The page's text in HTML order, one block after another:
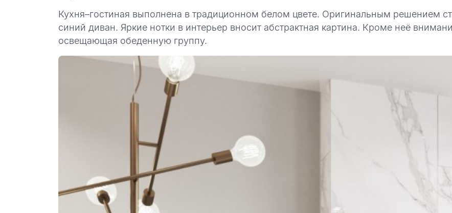
Кухня–гостиная выполнена в традиционном белом цвете. Оригинальным решением
синий диван. Яркие нотки в интерьер вносит абстрактная картина. Кроме неё
освещающая обеденную группу.